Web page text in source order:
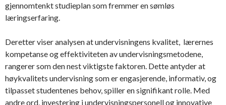
gjennomtenkt studieplan som fremmer en sømløs
læringserfaring.
Deretter viser analysen at undervisningens kvalitet, lærernes
kompetanse og effektiviteten av undervisningsmetodene,
rangerer som den nest viktigste faktoren. Dette antyder at
høykvalitets undervisning som er engasjerende, informativ, og
tilpasset studentenes behov, spiller en signifikant rolle. Med
andre ord, investering i undervisningspersonell og innovative